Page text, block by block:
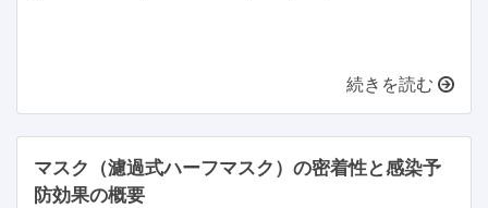
続きを読む
マスク（濾過式ハーフマスク）の密着性と感染予
防効果の概要